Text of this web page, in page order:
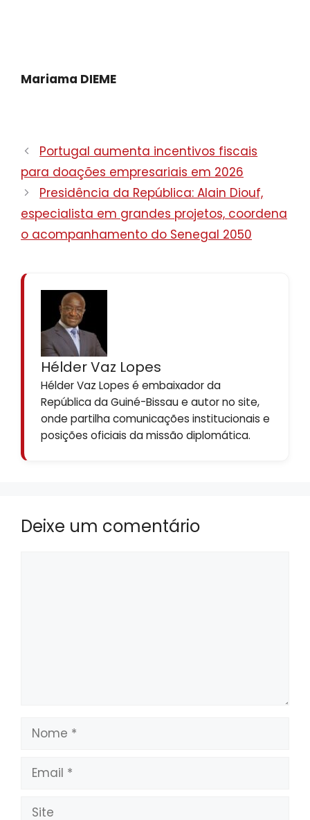
Mariama DIEME
Portugal aumenta incentivos fiscais
para doações empresariais em 2026
Presidência da República: Alain Diouf,
especialista em grandes projetos, coordena
o acompanhamento do Senegal 2050
Hélder Vaz Lopes
Hélder Vaz Lopes é embaixador da
República da Guiné-Bissau e autor no site,
onde partilha comunicações institucionais e
posições oficiais da missão diplomática.
Deixe um comentário
Nome
Email
Site